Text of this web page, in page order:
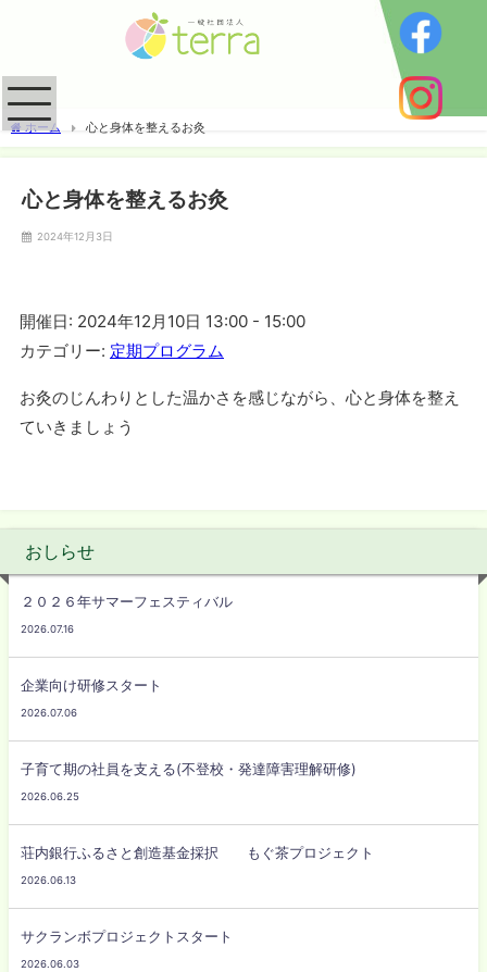
ホーム 心と身体を整えるお灸
心と身体を整えるお灸
2024年12月3日
開催日: 2024年12月10日 13:00 - 15:00
カテゴリー: 定期プログラム
お灸のじんわりとした温かさを感じながら、心と身体を整え
ていきましょう
おしらせ
２０２６年サマーフェスティバル
2026.07.16
企業向け研修スタート
2026.07.06
子育て期の社員を支える(不登校・発達障害理解研修)
2026.06.25
荘内銀行ふるさと創造基金採択 もぐ茶プロジェクト
2026.06.13
サクランボプロジェクトスタート
2026.06.03